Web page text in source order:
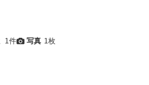
1件 写真 1枚